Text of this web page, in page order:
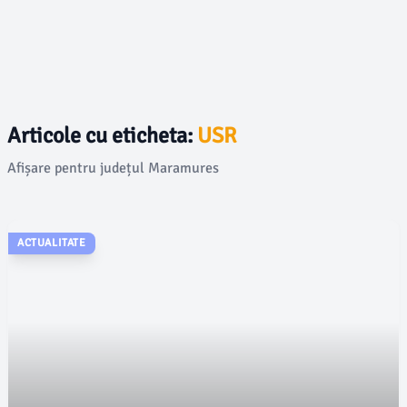
Articole cu eticheta: USR
Afișare pentru județul Maramures
ACTUALITATE